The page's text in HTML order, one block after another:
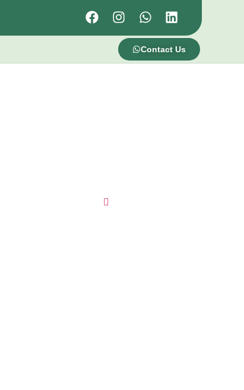
Contact Us